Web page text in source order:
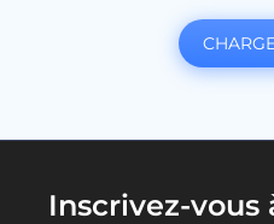
Inscrivez-vous